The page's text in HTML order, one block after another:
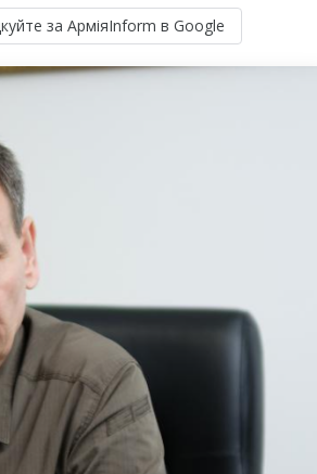
за АрміяInform в Google